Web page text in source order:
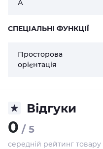
А
СПЕЦІАЛЬНІ ФУНКЦІЇ
Просторова
орієнтація
Відгуки
0 / 5
середній рейтинг товару